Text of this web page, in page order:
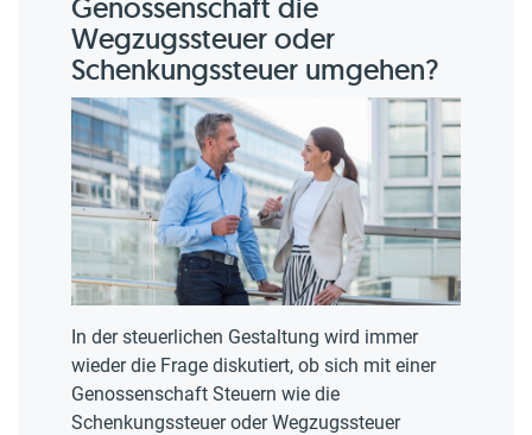
Genossenschaft die
Wegzugssteuer oder
Schenkungssteuer umgehen?
In der steuerlichen Gestaltung wird immer
wieder die Frage diskutiert, ob sich mit einer
Genossenschaft Steuern wie die
Schenkungssteuer oder Wegzugssteuer